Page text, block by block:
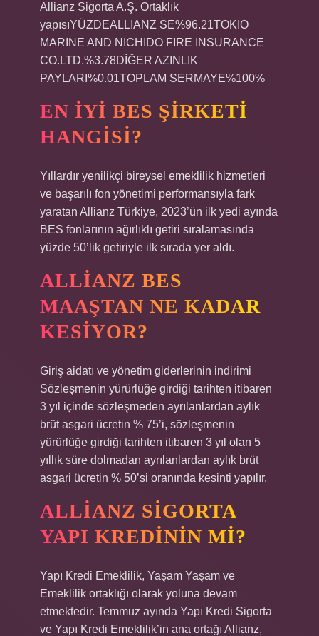
Allianz Sigorta A.Ş. Ortaklık
yapısıYÜZDEALLIANZ SE%96.21TOKIO
MARINE AND NICHIDO FIRE INSURANCE
CO.LTD.%3.78DİĞER AZINLIK
PAYLARI%0.01TOPLAM SERMAYE%100%
EN IYI BES ŞIRKETI
HANGISI?
Yıllardır yenilikçi bireysel emeklilik hizmetleri
ve başarılı fon yönetimi performansıyla fark
yaratan Allianz Türkiye, 2023’ün ilk yedi ayında
BES fonlarının ağırlıklı getiri sıralamasında
yüzde 50’lik getiriyle ilk sırada yer aldı.
ALLIANZ BES
MAAŞTAN NE KADAR
KESIYOR?
Giriş aidatı ve yönetim giderlerinin indirimi
Sözleşmenin yürürlüğe girdiği tarihten itibaren
3 yıl içinde sözleşmeden ayrılanlardan aylık
brüt asgari ücretin % 75’i, sözleşmenin
yürürlüğe girdiği tarihten itibaren 3 yıl olan 5
yıllık süre dolmadan ayrılanlardan aylık brüt
asgari ücretin % 50’si oranında kesinti yapılır.
ALLIANZ SIGORTA
YAPI KREDININ MI?
Yapı Kredi Emeklilik, Yaşam Yaşam ve
Emeklilik ortaklığı olarak yoluna devam
etmektedir. Temmuz ayında Yapı Kredi Sigorta
ve Yapı Kredi Emeklilik’in ana ortağı Allianz,